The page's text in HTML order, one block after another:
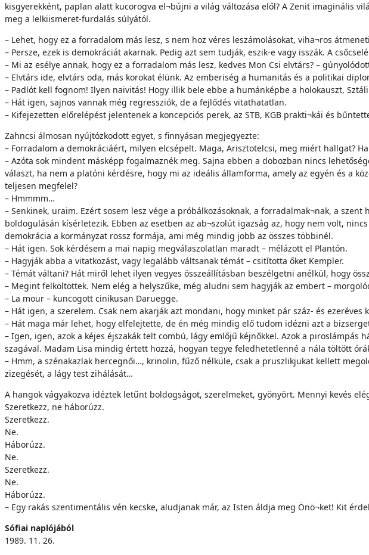
kisgyerekként, paplan alatt kucorogva el¬bújni a világ változása elől? A Zenit imaginális
meg a lelkiismeret-furdalás súlyától.
– Lehet, hogy ez a forradalom más lesz, s nem hoz véres leszámolásokat, viha¬ros
– Persze, ezek is demokráciát akarnak. Pedig azt sem tudják, eszik-e vagy isszák. A
– Mi az esélye annak, hogy ez a forradalom más lesz, kedves Mon Csi elvtárs? –
– Elvtárs ide, elvtárs oda, más korokat élünk. Az emberiség a humanitás és a politikai
– Padlót kell fognom! Ilyen naivitás! Hogy illik bele ebbe a humánképbe a holokauszt,
– Hát igen, sajnos vannak még regressziók, de a fejlődés vitathatatlan.
– Kifejezetten előrelépést jelentenek a koncepciós perek, az STB, KGB prakti¬kái és
Zahncsi álmosan nyújtózkodott egyet, s finnyásan megjegyezte:
– Forradalom a demokráciáért, milyen elcsépelt. Maga, Arisztotelcsi, meg miért hallgat?
– Azóta sok mindent másképp fogalmaznék meg. Sajna ebben a dobozban nincs
választ, ha nem a platóni kérdésre, hogy mi az ideális államforma, amely az egyén és a
teljesen megfelel?
– Hmmmm…
– Senkinek, uraim. Ezért sosem lesz vége a próbálkozásoknak, a forradalmak¬nak, a
boldogulásán kísérletezik. Ebben az esetben az ab¬szolút igazság az, hogy nem volt,
demokrácia a kormányzat rossz formája, ami még mindig jobb az összes többinél.
– Hát igen. Sok kérdésem a mai napig megválaszolatlan maradt – mélázott el Plantón.
– Hagyják abba a vitatkozást, vagy legalább váltsanak témát – csitította őket Kempler.
– Témát váltani? Hát miről lehet ilyen vegyes összeállításban beszélgetni anélkül, hogy
– Megint felköltöttek. Nem elég a helyszűke, még aludni sem hagyják az embert –
– La mour – kuncogott cinikusan Daruegge.
– Hát igen, a szerelem. Csak nem akarják azt mondani, hogy minket pár száz- és
– Hát maga már lehet, hogy elfelejtette, de én még mindig elő tudom idézni azt a
– Igen, igen, azok a kéjes éjszakák telt combú, lágy emlőjű kéjnőkkel. Azok a
szagával. Madam Lisa mindig értett hozzá, hogyan tegye feledhetetlenné a nála töltött
– Hmm, a szénakazlak hercegnői…, krinolin, fűző nélküle, csak a pruszlikjukat kellett
zizegését, a lágy test zihálását…
A hangok vágyakozva idéztek letűnt boldogságot, szerelmeket, gyönyört. Mennyi kevés
Szeretkezz, ne háborúzz.
Szeretkezz.
Ne.
Háborúzz.
Ne.
Szeretkezz.
Ne.
Háborúzz.
– Egy rakás szentimentális vén kecske, aludjanak már, az Isten áldja meg Önö¬ket! Kit
Sófiai naplójából
1989. 11. 26.